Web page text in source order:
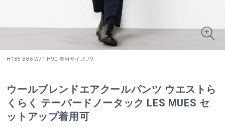
H185 B86 W71 H90 着用サイズ:79
ウールブレンドエアクールパンツ ウエストら
くらく テーパードノータック LES MUES セ
ットアップ着用可